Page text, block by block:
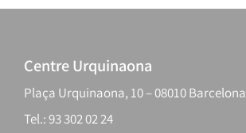
Centre Urquinaona
Plaça Urquinaona, 10 – 08010 Barcelona
Tel.: 93 302 02 24